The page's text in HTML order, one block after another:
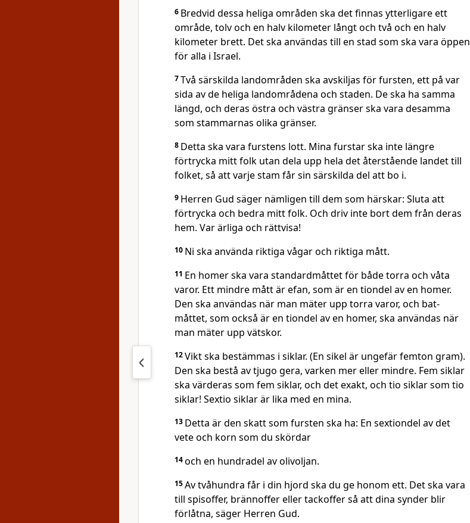
6 Bredvid dessa heliga områden ska det finnas ytterligare ett
område, tolv och en halv kilometer långt och två och en halv
kilometer brett. Det ska användas till en stad som ska vara öppen
för alla i Israel.
7Två särskilda landområden ska avskiljas för fursten, ett på var
sida av de heliga landområdena och staden. De ska ha samma
längd, och deras östra och västra gränser ska vara desamma
som stammarnas olika gränser.
8 Detta ska vara furstens lott. Mina furstar ska inte längre
förtrycka mitt folk utan dela upp hela det återstående landet till
folket, så att varje stam får sin särskilda del att bo i.
9 Herren Gud säger nämligen till dem som härskar: Sluta att
förtrycka och bedra mitt folk. Och driv inte bort dem från deras
hem. Var ärliga och rättvisa!
10 Ni ska använda riktiga vågar och riktiga mått.
11 En homer ska vara standardmåttet för både torra och våta
varor. Ett mindre mått är efan, som är en tiondel av en homer.
Den ska användas när man mäter upp torra varor, och bat-
måttet, som också är en tiondel av en homer, ska användas när
man mäter upp vätskor.
12Vikt ska bestämmas i siklar. (En sikel är ungefär femton gram).
Den ska bestå av tjugo gera, varken mer eller mindre. Fem siklar
ska värderas som fem siklar, och det exakt, och tio siklar som tio
siklar! Sextio siklar är lika med en mina.
13 Detta är den skatt som fursten ska ha: En sextiondel av det
vete och korn som du skördar
14och en hundradel av olivoljan.
15Av tvåhundra får i din hjord ska du ge honom ett. Det ska vara
till spisoffer, brännoffer eller tackoffer så att dina synder blir
förlåtna, säger Herren Gud.